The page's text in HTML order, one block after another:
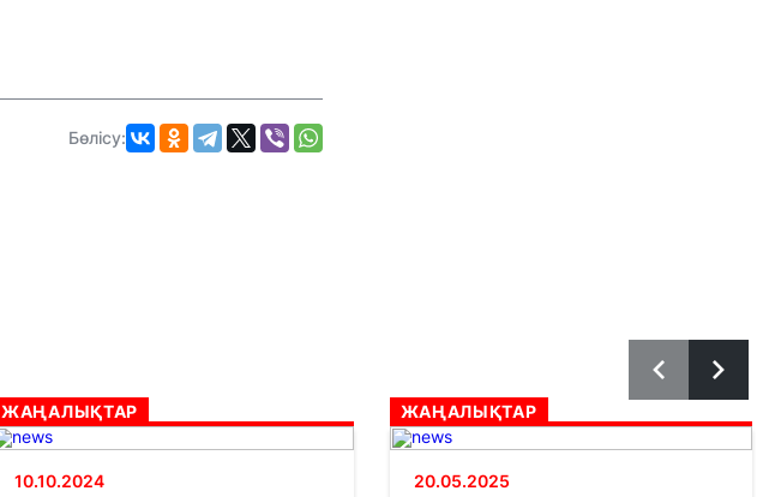
Бөлісу:
ЖАҢАЛЫҚТАР
10.10.2024
ЖАҢАЛЫҚТАР
20.05.2025